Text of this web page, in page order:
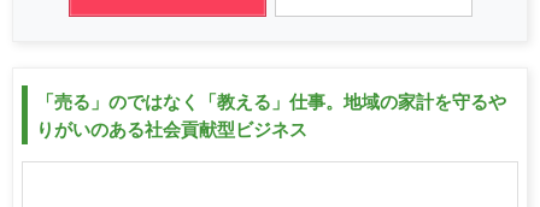
「売る」のではなく「教える」仕事。地域の家計を守るや
りがいのある社会貢献型ビジネス